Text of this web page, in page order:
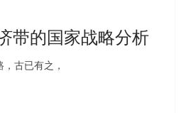
带的国家战略分析
古已有之，